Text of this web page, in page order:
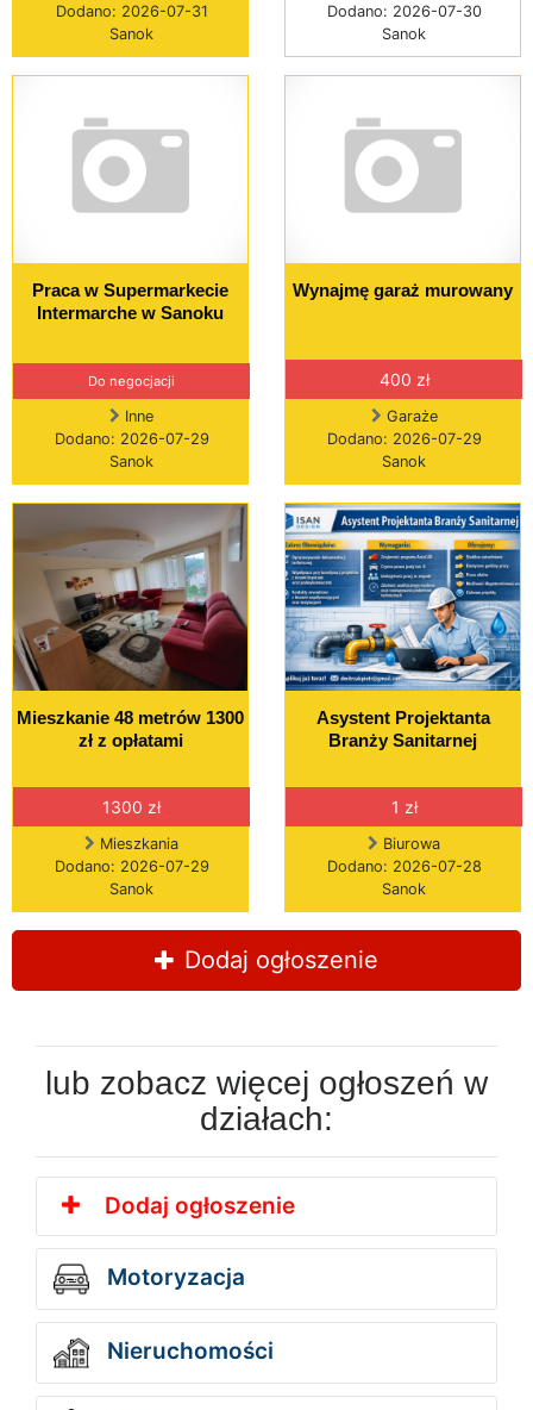
Dodano: 2026-07-31
Sanok
Dodano: 2026-07-30
Sanok
Praca w Supermarkecie
Intermarche w Sanoku
Do negocjacji
Inne
Dodano: 2026-07-29
Sanok
Wynajmę garaż murowany
400 zł
Garaże
Dodano: 2026-07-29
Sanok
Mieszkanie 48 metrów 1300
zł z opłatami
1300 zł
Mieszkania
Dodano: 2026-07-29
Sanok
Asystent Projektanta
Branży Sanitarnej
1 zł
Biurowa
Dodano: 2026-07-28
Sanok
Dodaj ogłoszenie
lub zobacz więcej ogłoszeń w
działach:
Dodaj ogłoszenie
Motoryzacja
Nieruchomości